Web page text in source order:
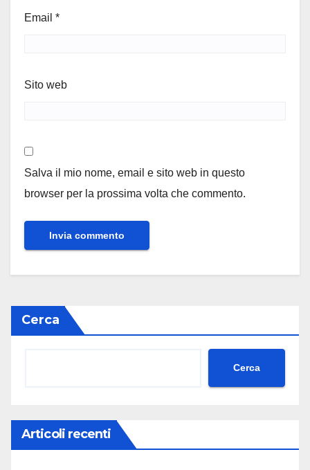
Email *
Sito web
Salva il mio nome, email e sito web in questo
browser per la prossima volta che commento.
Cerca
Cerca
Articoli recenti